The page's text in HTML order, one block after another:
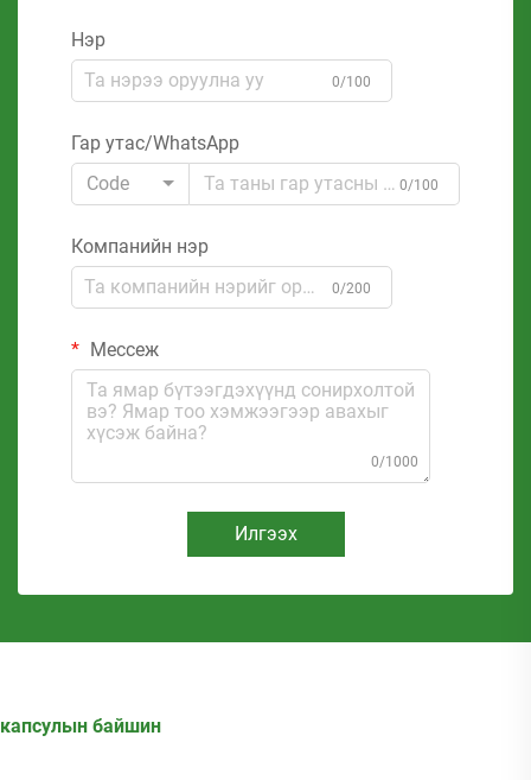
Нэр
0/100
Гар утас/WhatsApp
Code
0/100
Компанийн нэр
0/200
Мессеж
0/1000
Илгээх
капсулын байшин